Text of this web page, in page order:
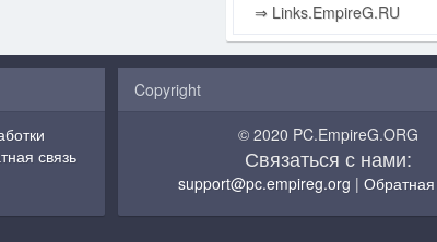
⇒ Links.EmpireG.RU
связь
Copyright
© 2020 PC.EmpireG.ORG
Связаться с нами:
support@pc.empireg.org | Обратная